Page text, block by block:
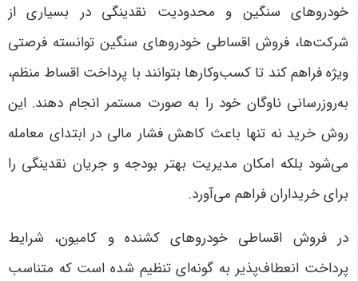
خودروهای سنگین و محدودیت نقدینگی در بسیاری از
شرکت‌ها، فروش اقساطی خودروهای سنگین توانسته فرصتی
ویژه فراهم کند تا کسب‌وکارها بتوانند با پرداخت اقساط منظم،
به‌روزرسانی ناوگان خود را به صورت مستمر انجام دهند. این
روش خرید نه تنها باعث کاهش فشار مالی در ابتدای معامله
می‌شود بلکه امکان مدیریت بهتر بودجه و جریان نقدینگی را
برای خریداران فراهم می‌آورد.
در فروش اقساطی خودروهای کشنده و کامیون، شرایط
پرداخت انعطاف‌پذیر به گونه‌ای تنظیم شده است که متناسب